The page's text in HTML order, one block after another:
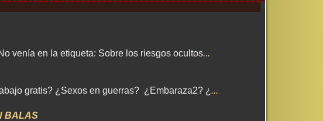
venía en la etiqueta: Sobre los riesgos ocultos...
gratis? ¿Sexos en guerras? ¿Embaraza2? ¿ ...
BALAS